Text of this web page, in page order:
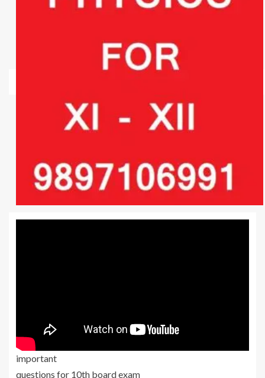
important
questions for 10th board exam